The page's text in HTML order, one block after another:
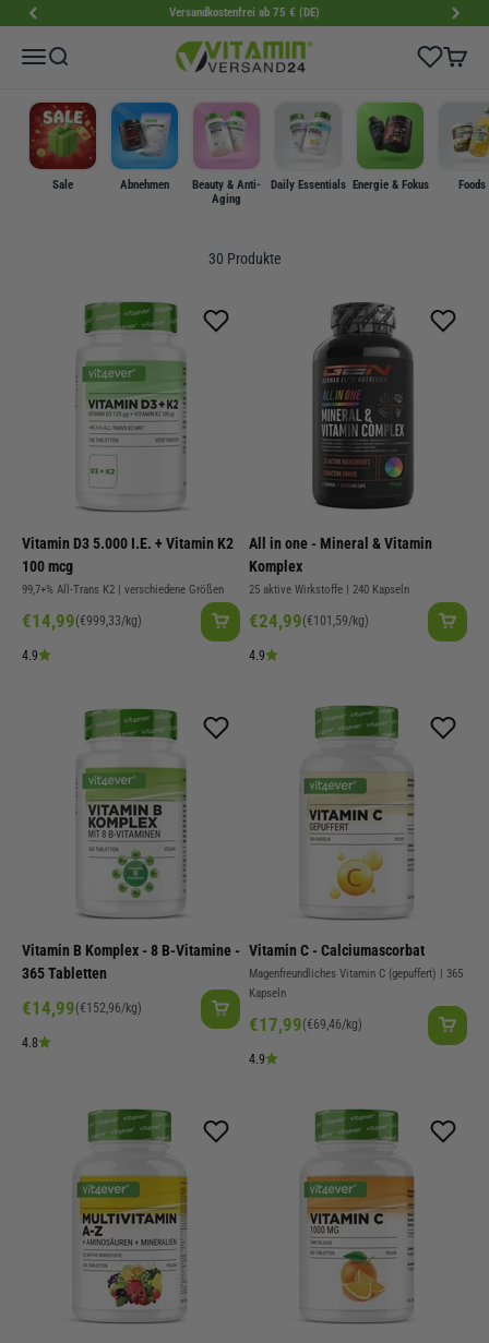
Zum Inhalt springen Versandkostenfrei ab 75 € (DE)
MenüSuche VitaminVersand24 Wishlist
Sale Abnehmen
Beauty & Anti-
Aging
Daily Essentials Energie & Fokus Foods
30 Produkte
Vitamin D3 5.000 I.E. + Vitamin K2
100 mcg
99,7+% All-Trans K2 | verschiedene Größen
Angebot
€14,99(€999,33/kg)
4.9
All in one - Mineral & Vitamin
Komplex
25 aktive Wirkstoffe | 240 Kapseln
Angebot
€24,99(€101,59/kg)
4.9
Vitamin B Komplex - 8 B-Vitamine -
365 Tabletten
Angebot
€14,99(€152,96/kg)
4.8
Vitamin C - Calciumascorbat
Magenfreundliches Vitamin C (gepuffert) | 365
Kapseln
Angebot
€17,99(€69,46/kg)
4.9